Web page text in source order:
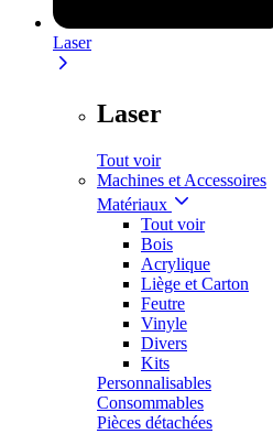
Laser
Laser
Tout voir
Machines et Accessoires
Matériaux
Tout voir
Bois
Acrylique
Liège et Carton
Feutre
Vinyle
Divers
Kits
Personnalisables
Consommables
Pièces détachées